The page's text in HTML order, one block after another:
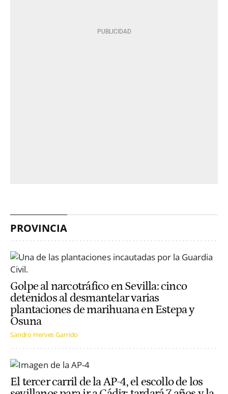
PROVINCIA
Golpe al narcotráfico en Sevilla: cinco
detenidos al desmantelar varias
plantaciones de marihuana en Estepa y
Osuna
Sandro Herves Garrido
El tercer carril de la AP-4, el escollo de los